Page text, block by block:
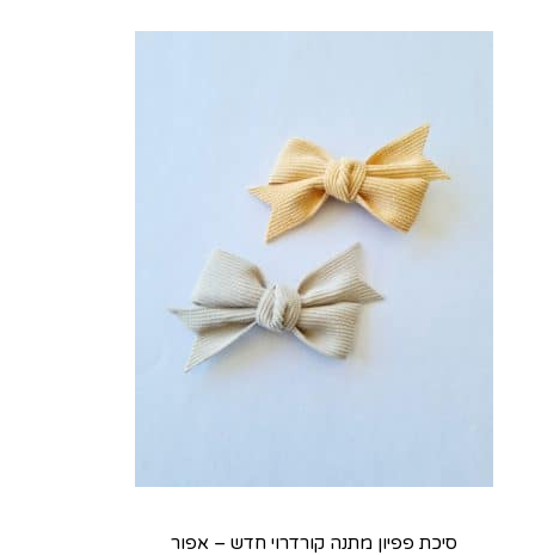
סיכת פפיון מתנה קורדרוי חדש – אפור